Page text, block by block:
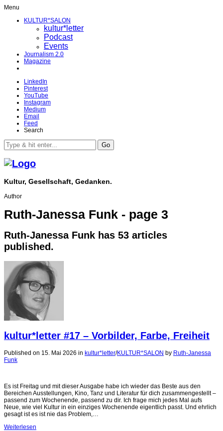
Menu
KULTUR*SALON
kultur*letter
Podcast
Events
Journalism 2.0
Magazine
LinkedIn
Pinterest
YouTube
Instagram
Medium
Email
Feed
Search
Go
Kultur, Gesellschaft, Gedanken.
Author
Ruth-Janessa Funk - page 3
Ruth-Janessa Funk has 53 articles
published.
kultur*letter #17 – Vorbilder, Farbe, Freiheit
Published on 15. Mai 2026 in kultur*letter/KULTUR*SALON by Ruth-Janessa
Funk
Es ist Freitag und mit dieser Ausgabe habe ich wieder das Beste aus den
Bereichen Ausstellungen, Kino, Tanz und Literatur für dich zusammengestellt –
passend zum Wochenende, passend zu dir. Ich frage mich jedes Mal aufs
Neue, wie viel Kultur in ein einziges Wochenende eigentlich passt. Und ehrlich
gesagt ist es ist nie das Problem,…
Weiterlesen